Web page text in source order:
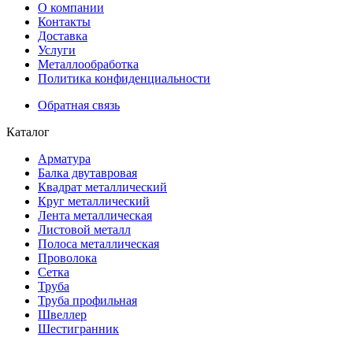
О компании
Контакты
Доставка
Услуги
Металлообработка
Политика конфиденциальности
Обратная связь
Каталог
Арматура
Балка двутавровая
Квадрат металлический
Круг металлический
Лента металлическая
Листовой металл
Полоса металлическая
Проволока
Сетка
Труба
Труба профильная
Швеллер
Шестигранник